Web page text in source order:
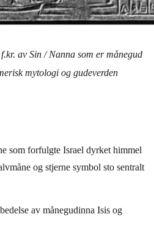
av Sin / Nanna som er månegud
mytologi og gudeverden
som forfulgte Israel dyrket himmel
og stjerne symbol sto sentralt
av månegudinna Isis og